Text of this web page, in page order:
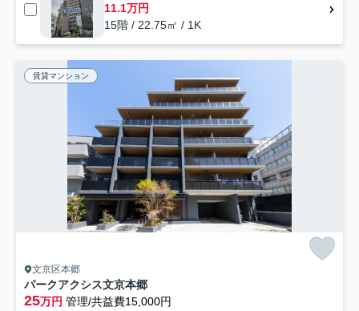
11.1万円
15階 / 22.75㎡ / 1K
賃貸マンション
文京区本郷
パークアクシス文京本郷
25万円 管理/共益費15,000円